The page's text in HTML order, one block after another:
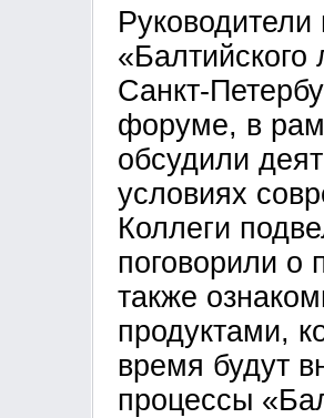
«Балтийского
Санкт-
форуме, в
обсудили
условиях
Коллеги
поговорили о
также
продуктами,
время будут
процессы